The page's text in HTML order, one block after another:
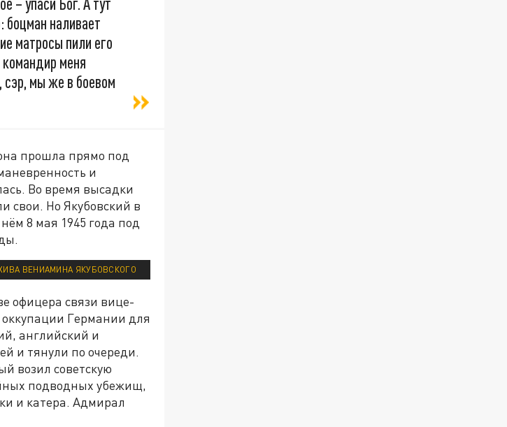
наливает
матросы пили его
меня
мы же в боевом
прошла прямо под
и
Во время высадки
свои. Но Якубовский в
8 мая 1945 года под
ВЕНИАМИНА ЯКУБОВСКОГО
офицера связи вице-
Германии для
английский и
и тянули по очереди.
возил советскую
подводных убежищ,
и катера. Адмирал